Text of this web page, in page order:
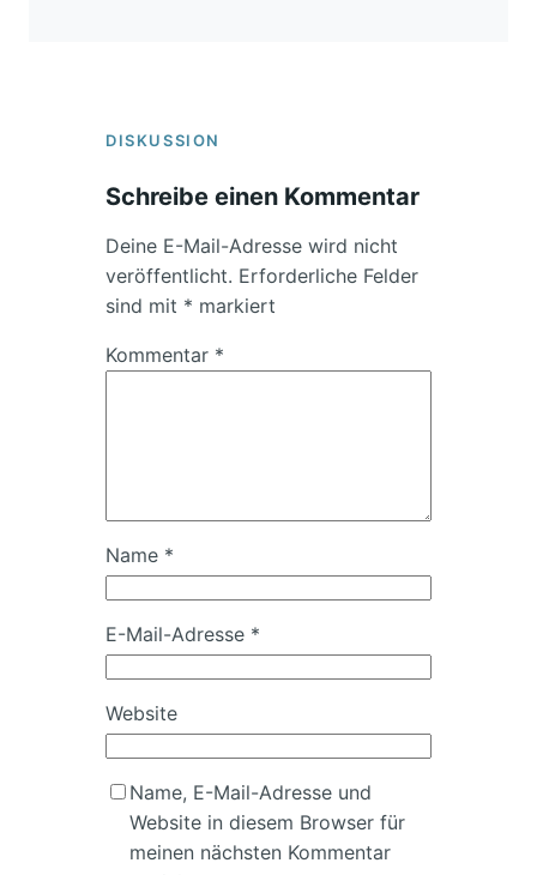
DISKUSSION
Schreibe einen Kommentar
Deine E-Mail-Adresse wird nicht
veröffentlicht. Erforderliche Felder
sind mit * markiert
Kommentar *
Name *
E-Mail-Adresse *
Website
Name, E-Mail-Adresse und
Website in diesem Browser für
meinen nächsten Kommentar